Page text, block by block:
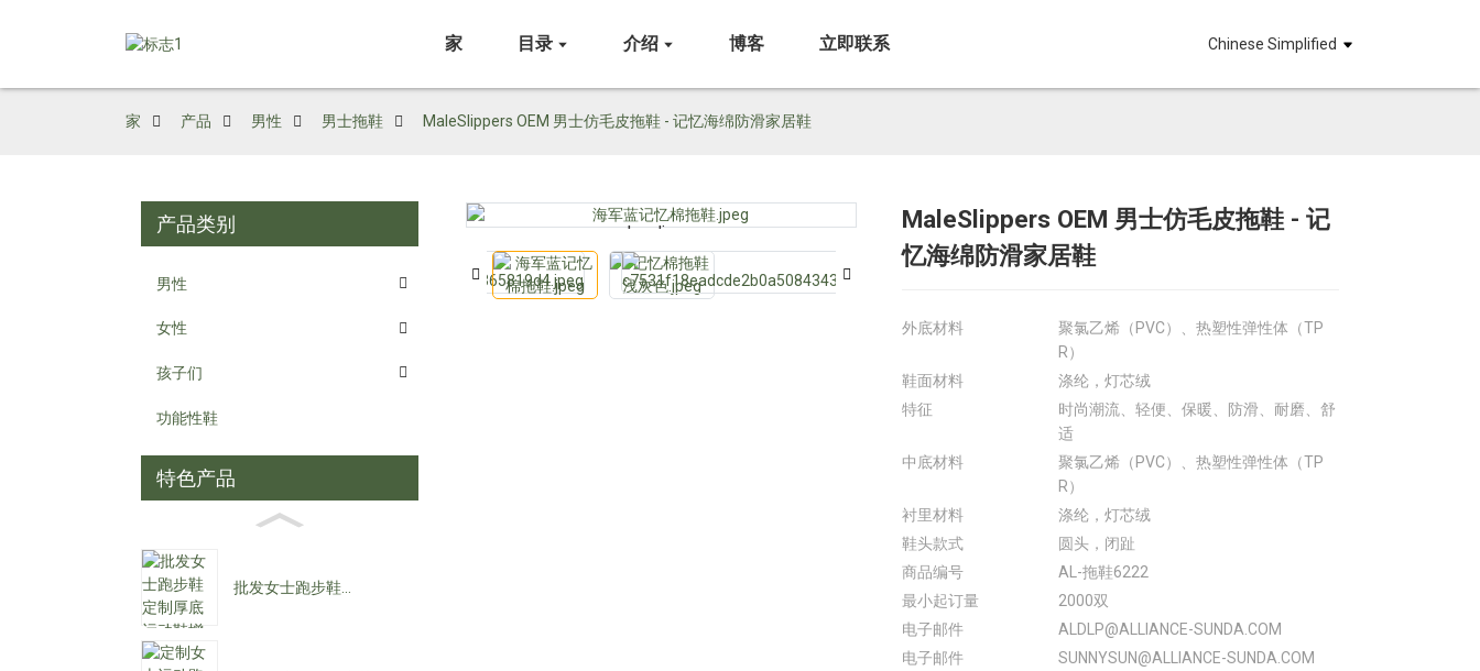
家 目录 介绍 博客 立即联系 Chinese Simplified
家 产品 男性 男士拖鞋 MaleSlippers OEM 男士仿毛皮拖鞋 - 记忆海绵防滑家居鞋
产品类别
男性
女性
孩子们
功能性鞋
特色产品
批发女士跑步鞋...
Loading...
Loading... Loading...
Loading... Loading...
Loading...
MaleSlippers OEM 男士仿毛皮拖鞋 - 记
忆海绵防滑家居鞋
外底材料
聚氯乙烯（PVC）、热塑性弹性体（TP
R）
鞋面材料
涤纶，灯芯绒
特征
时尚潮流、轻便、保暖、防滑、耐磨、舒
适
中底材料
聚氯乙烯（PVC）、热塑性弹性体（TP
R）
衬里材料
涤纶，灯芯绒
鞋头款式
圆头，闭趾
商品编号
AL-拖鞋6222
最小起订量
2000双
电子邮件
ALDLP@ALLIANCE-SUNDA.COM
电子邮件
SUNNYSUN@ALLIANCE-SUNDA.COM